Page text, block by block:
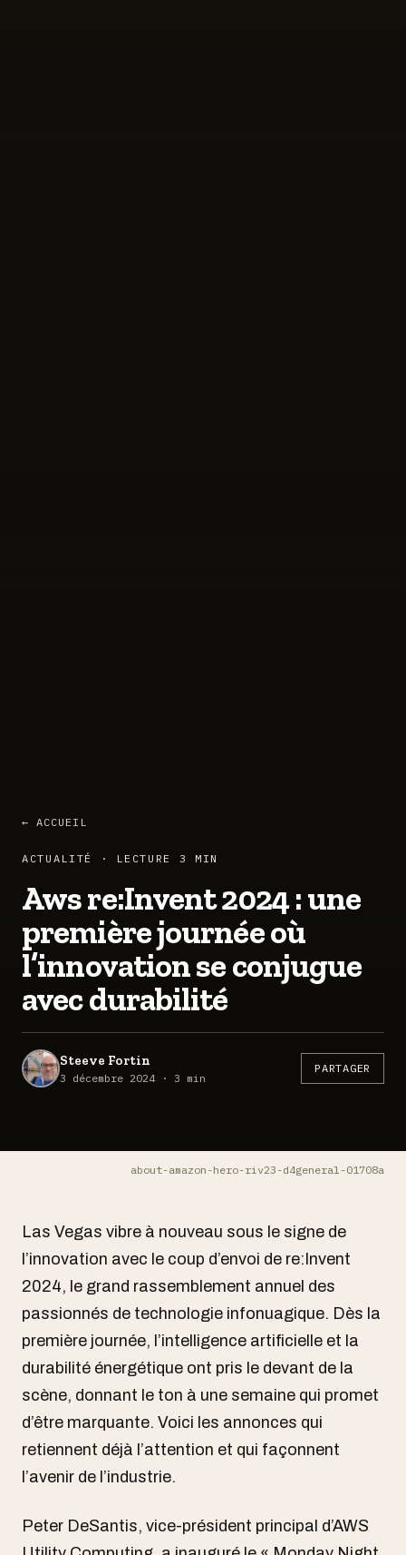
← ACCUEIL
ACTUALITÉ · LECTURE 3 MIN
Aws re:Invent 2024 : une
première journée où
l’innovation se conjugue
avec durabilité
Steeve Fortin
3 décembre 2024 · 3 min
PARTAGER
about-amazon-hero-riv23-d4general-01708a
Las Vegas vibre à nouveau sous le signe de
l’innovation avec le coup d’envoi de re:Invent
2024, le grand rassemblement annuel des
passionnés de technologie infonuagique. Dès la
première journée, l’intelligence artificielle et la
durabilité énergétique ont pris le devant de la
scène, donnant le ton à une semaine qui promet
d’être marquante. Voici les annonces qui
retiennent déjà l’attention et qui façonnent
l’avenir de l’industrie.
Peter DeSantis, vice-président principal d’AWS